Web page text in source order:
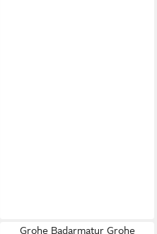
Grohe Badarmatur Grohe